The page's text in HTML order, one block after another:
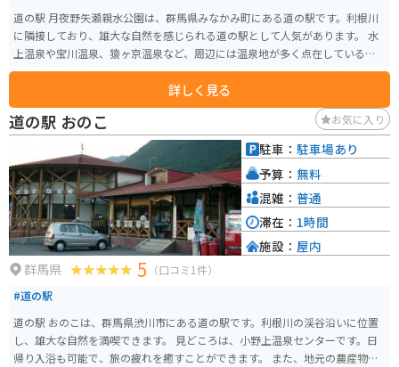
道の駅 月夜野矢瀬親水公園は、群馬県みなかみ町にある道の駅です。利根川
に隣接しており、雄大な自然を感じられる道の駅として人気があります。 水
上温泉や宝川温泉、猿ヶ京温泉など、周辺には温泉地が多く点在しているの
で、温泉旅行の拠点としてもおすすめです。利根川ではラフティングやカヌ
ーなどのアクティビティを楽しむこともできます。 また、併設されている
「矢瀬ふるさと物産館」では、地元で採れた新鮮な野菜や果物をはじめとし
た特産品が販売されています。特に、群馬県名物の蒟蒻や、地元産のそばを
使ったそばがきはおすすめです。 バイクに乗っている方は、谷川岳や榛名山
へのツーリングの休憩場所としても利用できます。道の駅のすぐ近くには、
利根川の清流を眺めながら食事ができるレストランもあります。
詳しく見る
道の駅 おのこ お気に入り
群馬県 5 （口コミ1件）
#道の駅
道の駅 おのこは、群馬県渋川市にある道の駅です。利根川の渓谷沿いに位置
し、雄大な自然を満喫できます。 見どころは、小野上温泉センターです。日
帰り入浴も可能で、旅の疲れを癒すことができます。 また、地元の農産物直
駐車： 駐車場あり
予算： 無料
混雑： 普通
滞在： 1時間
施設： 屋内